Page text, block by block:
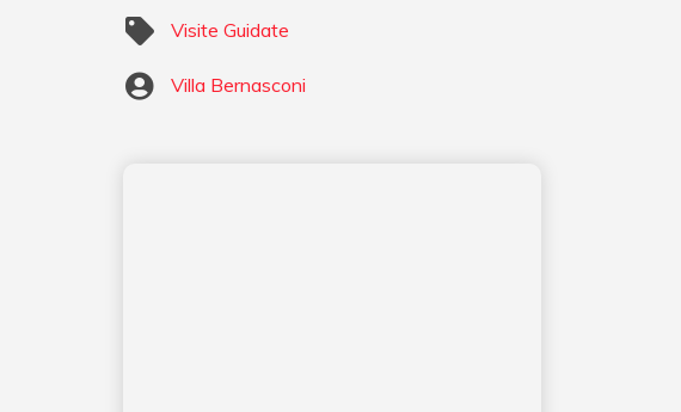
Visite Guidate
Villa Bernasconi